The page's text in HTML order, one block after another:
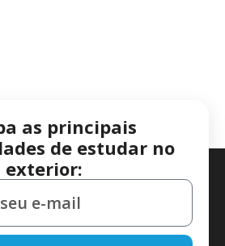
as principais
de estudar no
exterior: